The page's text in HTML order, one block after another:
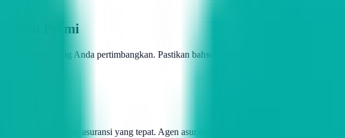
Premi
asuransi yang Anda pertimbangkan. Pastikan bahwa Anda dapat membatalkan
memilih produk asuransi yang tepat. Agen asuransi dapat memberikan saran dan